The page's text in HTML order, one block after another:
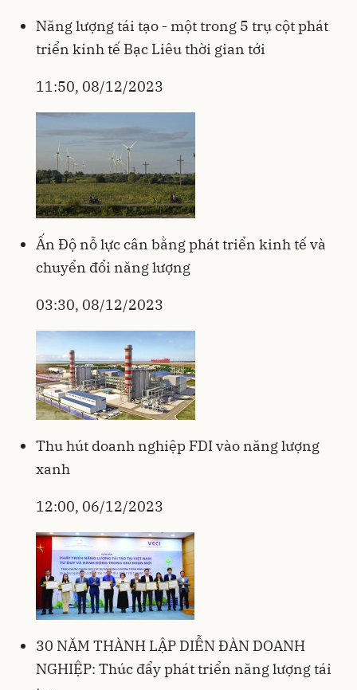
Năng lượng tái tạo - một trong 5 trụ cột phát
triển kinh tế Bạc Liêu thời gian tới
11:50, 08/12/2023
Ấn Độ nỗ lực cân bằng phát triển kinh tế và
chuyển đổi năng lượng
03:30, 08/12/2023
Thu hút doanh nghiệp FDI vào năng lượng
xanh
12:00, 06/12/2023
30 NĂM THÀNH LẬP DIỄN ĐÀN DOANH
NGHIỆP: Thúc đẩy phát triển năng lượng tái